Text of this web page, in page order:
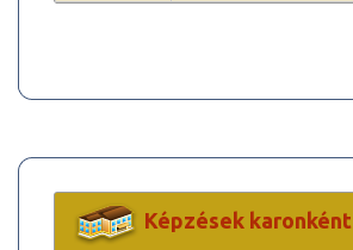
Képzések karonként